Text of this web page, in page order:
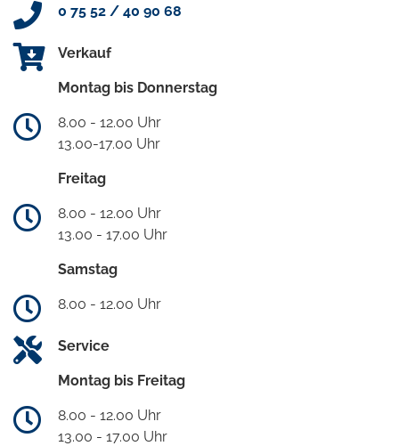
0 75 52 / 40 90 68
Verkauf
Montag bis Donnerstag
8.00 - 12.00 Uhr
13.00-17.00 Uhr
Freitag
8.00 - 12.00 Uhr
13.00 - 17.00 Uhr
Samstag
8.00 - 12.00 Uhr
Service
Montag bis Freitag
8.00 - 12.00 Uhr
13.00 - 17.00 Uhr